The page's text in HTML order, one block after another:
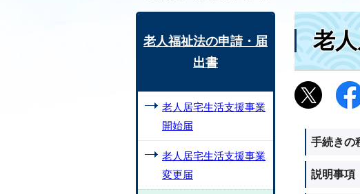
老
手続きの
説明事項
老人福祉法の申請・届
出書
老人居宅生活支援事業
開始届
老人居宅生活支援事業
変更届